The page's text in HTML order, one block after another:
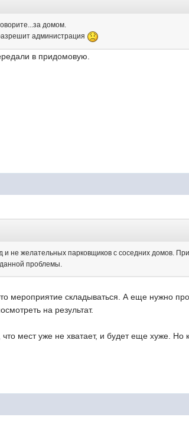
домом.
администрация
в придомовую.
не желательных парковщиков с соседних домов.
проблемы.
мероприятие складываться. А еще нужно
на результат.
мест уже не хватает, и будет еще хуже. Но